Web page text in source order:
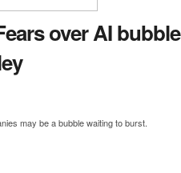
over AI bubble
may be a bubble waiting to burst.